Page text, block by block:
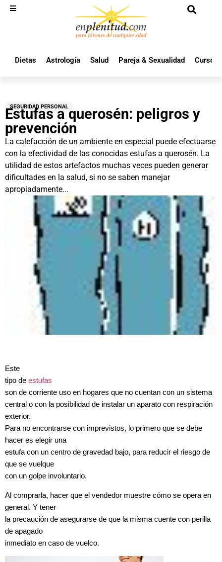
Dietas Astrología Salud Pareja & Sexualidad Cursos
SEGURIDAD PERSONAL
Estufas a querosén: peligros y
prevención
La calefacción de un ambiente en especial puede efectuarse
con la efectividad de las conocidas estufas a querosén. La
utilidad de estos artefactos muchas veces pueden generar
dificultades en la salud, si no se saben manejar
apropiadamente...
Este
tipo de estufas
son de corriente uso en hogares que no cuentan con un sistema
central o con la posibilidad de instalar un aparato con respiración
exterior.
Para no encontrarse con imprevistos, lo primero que se debe
hacer es elegir una
estufa con un centro de gravedad bajo, para reducir el riesgo de
que se vuelque
con un golpe involuntario.
Al comprarla, hacer que el vendedor muestre cómo se opera en
general. Y tener
la precaución de asegurarse de que la misma cuente con perilla
de apagado
inmediato en caso de vuelco.